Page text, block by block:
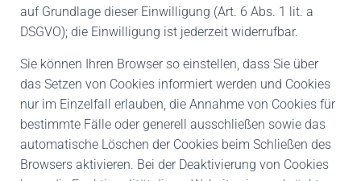
auf Grundlage dieser Einwilligung (Art. 6 Abs. 1 lit. a
DSGVO); die Einwilligung ist jederzeit widerrufbar.
Sie können Ihren Browser so einstellen, dass Sie über
das Setzen von Cookies informiert werden und Cookies
nur im Einzelfall erlauben, die Annahme von Cookies für
bestimmte Fälle oder generell ausschließen sowie das
automatische Löschen der Cookies beim Schließen des
Browsers aktivieren. Bei der Deaktivierung von Cookies